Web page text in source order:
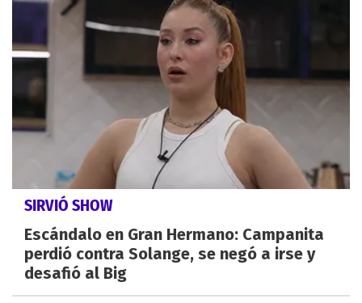
SIRVIÓ SHOW
Escándalo en Gran Hermano: Campanita
perdió contra Solange, se negó a irse y
desafió al Big